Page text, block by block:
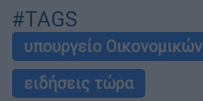
#TAGS
υπουργείο Οικονομικών
ειδήσεις τώρα